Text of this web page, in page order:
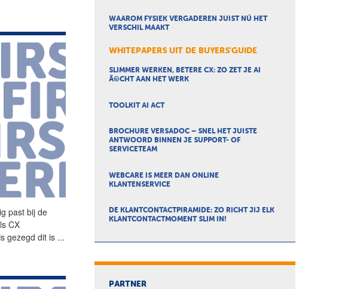
past bij de
CX
gezegd dit is ...
WAAROM FYSIEK VERGADEREN JUIST NÚ HET
VERSCHIL MAAKT
WHITEPAPERS UIT DE BUYERS'GUIDE
SLIMMER WERKEN, BETERE CX: ZO ZET JE AI
Ã©CHT AAN HET WERK
TOOLKIT AI ACT
BROCHURE VERSADOC – SNEL HET JUISTE
ANTWOORD BINNEN JE SUPPORT- OF
SERVICETEAM
WEBCARE IS MEER DAN ONLINE
KLANTENSERVICE
DE KLANTCONTACTPIRAMIDE: ZO RICHT JIJ ELK
KLANTCONTACTMOMENT SLIM IN!
PARTNER